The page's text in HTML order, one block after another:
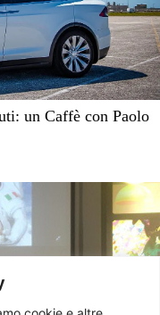
un Caffè con Paolo